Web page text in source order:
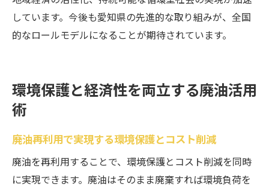
しています。今後も愛知県の先進的な取り組みが、全国
的なロールモデルになることが期待されています。
環境保護と経済性を両立する廃油活用
術
廃油再利用で実現する環境保護とコスト削減
廃油を再利用することで、環境保護とコスト削減を同時
に実現できます。廃油はそのまま廃棄すれば環境負荷を